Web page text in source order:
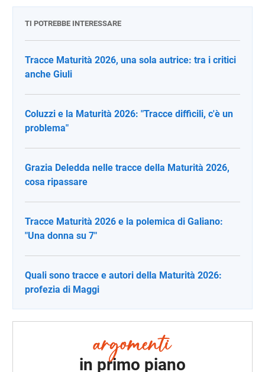
TI POTREBBE INTERESSARE
Tracce Maturità 2026, una sola autrice: tra i critici
anche Giuli
Coluzzi e la Maturità 2026: "Tracce difficili, c'è un
problema"
Grazia Deledda nelle tracce della Maturità 2026,
cosa ripassare
Tracce Maturità 2026 e la polemica di Galiano:
"Una donna su 7"
Quali sono tracce e autori della Maturità 2026:
profezia di Maggi
in primo piano